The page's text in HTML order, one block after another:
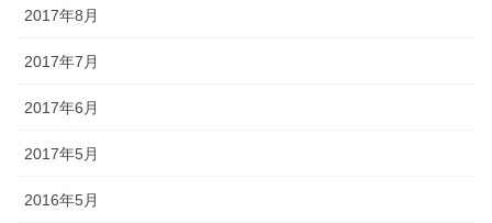
2017年8月
2017年7月
2017年6月
2017年5月
2016年5月
知ってる？石川のお祭りのしきたり!!
◆キリコとは？・・・・・キリコはお神輿（みこし）のような担ぎ